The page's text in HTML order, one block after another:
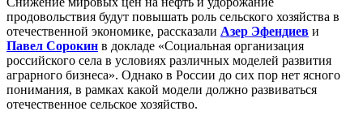
продовольствия будут повышать роль сельского хозяйства в
отечественной экономике, рассказали Азер Эфендиев и
Павел Сорокин в докладе «Социальная организация
российского села в условиях различных моделей развития
аграрного бизнеса». Однако в России до сих пор нет ясного
понимания, в рамках какой модели должно развиваться
отечественное сельское хозяйство.